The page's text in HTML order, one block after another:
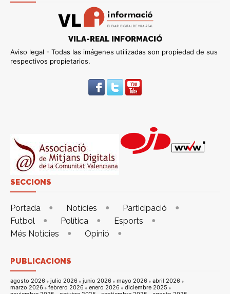
VILA-REAL INFORMACIÓ
Aviso legal - Todas las imágenes utilizadas son propiedad de sus
respectivos propietarios.
SECCIONS
Portada Notícies
Participació
Futbol
Política
Esports
Més Notícies
Opinió
PUBLICACIONS
agosto 2026 julio 2026 junio 2026 mayo 2026
abril 2026
marzo 2026
febrero 2026 enero 2026
diciembre 2025